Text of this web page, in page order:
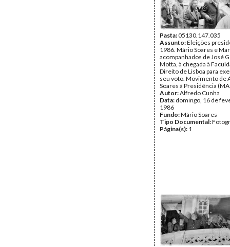
Pasta:05130.147.035
Assunto:Eleições
1986. Mário Soares e
acompanhados de José
Motta, à chegada à
Direito de Lisboa para
seu voto. Movimento de
Soares à Presidência
Autor:Alfredo Cunha
Data: domingo, 16 de
1986
Fundo:Mário Soares
Tipo Documental:
Página(s): 1